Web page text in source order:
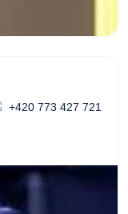
+420 773 427 721